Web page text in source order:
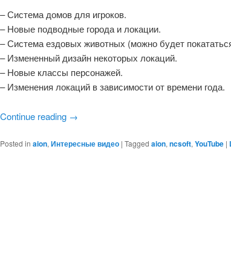
– Система домов для игроков.
– Новые подводные города и локации.
– Система ездовых животных (можно будет
– Измененный дизайн некоторых локаций.
– Новые классы персонажей.
– Изменения локаций в зависимости от времени года.
Continue reading →
Posted in aion, Интересные видео | Tagged aion, ncsoft, YouTube |